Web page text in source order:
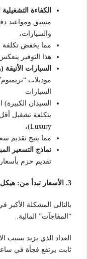
الكفاءة التشغيلية
مسبق ومواعيد
والسيارات،
مما يخفض تكلفة
هذا التوفير
السيارات
موديلات
السيارات
السيدان
Luxury)،
مما يتيح تقديم
نماذج التسعير
تقديم حزم
3. الأسعار تبدأ من: هيكل تسعير شفاف بدون رسوم خفية
بالتالى المشكلة
“المفاجآت” المالية.
العداد الذي يزيد بسبب
ثابت يرتفع فجأة في